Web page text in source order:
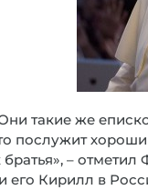
такие же
послужит
братья», –
его Кирилл в